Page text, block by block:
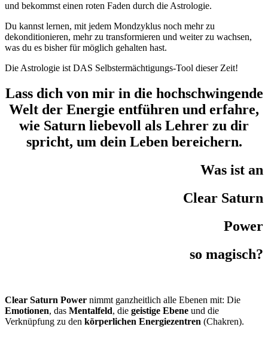
und bekommst einen roten Faden durch die Astrologie.
Du kannst lernen, mit jedem Mondzyklus noch mehr zu
dekonditionieren, mehr zu transformieren und weiter zu wachsen,
was du es bisher für möglich gehalten hast.
Die Astrologie ist DAS Selbstermächtigungs-Tool dieser Zeit!
Lass dich von mir in die hochschwingende
Welt der Energie entführen und erfahre,
wie Saturn liebevoll als Lehrer zu dir
spricht, um dein Leben bereichern.
Was ist an
Clear Saturn
Power
so magisch?
Clear Saturn Power nimmt ganzheitlich alle Ebenen mit: Die
Emotionen, das Mentalfeld, die geistige Ebene und die
Verknüpfung zu den körperlichen Energiezentren (Chakren).